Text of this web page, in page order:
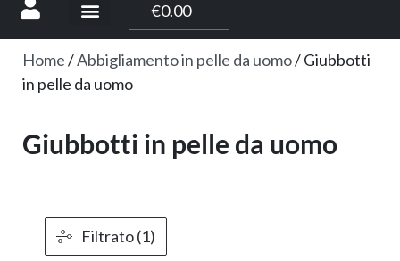
€0.00
Home/Abbigliamento in pelle da uomo/ Giubbotti
in pelle da uomo
Giubbotti in pelle da uomo
Filtrato (1)